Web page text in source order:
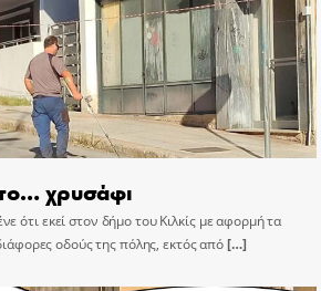
χρυσάφι
ότι εκεί στον δήμο του Κιλκίς με αφορμή τα
οδούς της πόλης, εκτός από[…]